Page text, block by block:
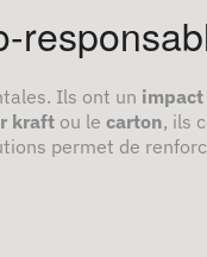
Ils ont un
kraft ou le carton, ils
permet de